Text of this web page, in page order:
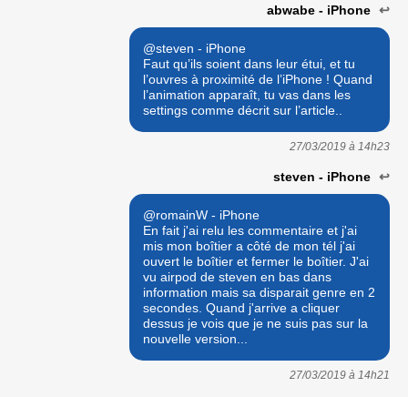
abwabe - iPhone ↩
@steven - iPhone
Faut qu’ils soient dans leur étui, et tu
l’ouvres à proximité de l’iPhone ! Quand
l’animation apparaît, tu vas dans les
settings comme décrit sur l’article..
27/03/2019 à 14h23
steven - iPhone ↩
@romainW - iPhone
En fait j'ai relu les commentaire et j'ai
mis mon boîtier a côté de mon tél j'ai
ouvert le boîtier et fermer le boîtier. J'ai
vu airpod de steven en bas dans
information mais sa disparait genre en 2
secondes. Quand j'arrive a cliquer
dessus je vois que je ne suis pas sur la
nouvelle version...
27/03/2019 à 14h21